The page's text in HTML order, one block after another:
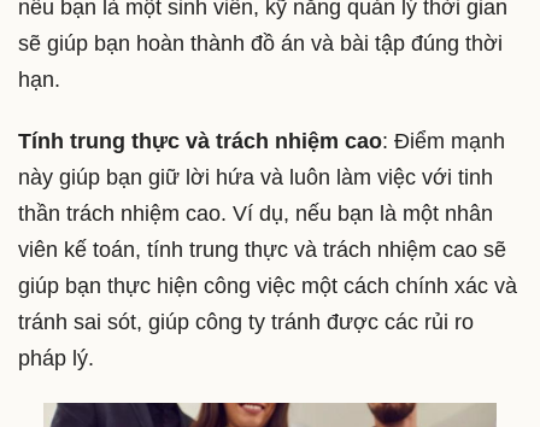
nếu bạn là một sinh viên, kỹ năng quản lý thời gian
sẽ giúp bạn hoàn thành đồ án và bài tập đúng thời
hạn.
Tính trung thực và trách nhiệm cao: Điểm mạnh
này giúp bạn giữ lời hứa và luôn làm việc với tinh
thần trách nhiệm cao. Ví dụ, nếu bạn là một nhân
viên kế toán, tính trung thực và trách nhiệm cao sẽ
giúp bạn thực hiện công việc một cách chính xác và
tránh sai sót, giúp công ty tránh được các rủi ro
pháp lý.